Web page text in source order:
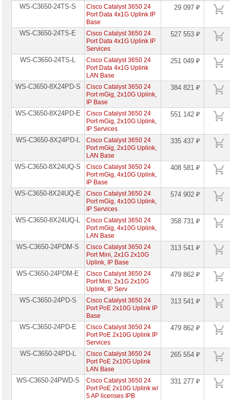
+7
0005
(916)
WS-C3650-24TS-S
Cisco Catalyst 3650 24
Port Data 4x1G Uplink IP
Base
29 097 ₽
WS-C3650-24TS-E
Cisco Catalyst 3650 24
Port Data 4x1G Uplink IP
Services
527 553 ₽
WS-C3650-24TS-L
Cisco Catalyst 3650 24
Port Data 4x1G Uplink
LAN Base
251 049 ₽
WS-C3650-8X24PD-S
Cisco Catalyst 3650 24
Port mGig, 2x10G Uplink,
IP Base
384 821 ₽
WS-C3650-8X24PD-E
Cisco Catalyst 3650 24
Port mGig, 2x10G Uplink,
IP Services
551 142 ₽
WS-C3650-8X24PD-L
Cisco Catalyst 3650 24
Port mGig, 2x10G Uplink,
LAN Base
335 437 ₽
WS-C3650-8X24UQ-S
Cisco Catalyst 3650 24
Port mGig, 4x10G Uplink,
IP Base
408 581 ₽
WS-C3650-8X24UQ-E
Cisco Catalyst 3650 24
Port mGig, 4x10G Uplink,
IP Services
574 902 ₽
WS-C3650-8X24UQ-L
Cisco Catalyst 3650 24
Port mGig, 4x10G Uplink,
LAN Base
358 731 ₽
WS-C3650-24PDM-S
Cisco Catalyst 3650 24
Port Mini, 2x1G 2x10G
Uplink, IP Base
313 541 ₽
WS-C3650-24PDM-E
Cisco Catalyst 3650 24
Port Mini, 2x1G 2x10G
Uplink, IP Serv
479 862 ₽
WS-C3650-24PD-S
Cisco Catalyst 3650 24
Port PoE 2x10G Uplink IP
Base
313 541 ₽
WS-C3650-24PD-E
Cisco Catalyst 3650 24
Port PoE 2x10G Uplink IP
Services
479 862 ₽
WS-C3650-24PD-L
Cisco Catalyst 3650 24
Port PoE 2x10G Uplink
LAN Base
265 554 ₽
WS-C3650-24PWD-S
Cisco Catalyst 3650 24
Port PoE 2x10G Uplink w/
5 AP licenses IPB
331 277 ₽